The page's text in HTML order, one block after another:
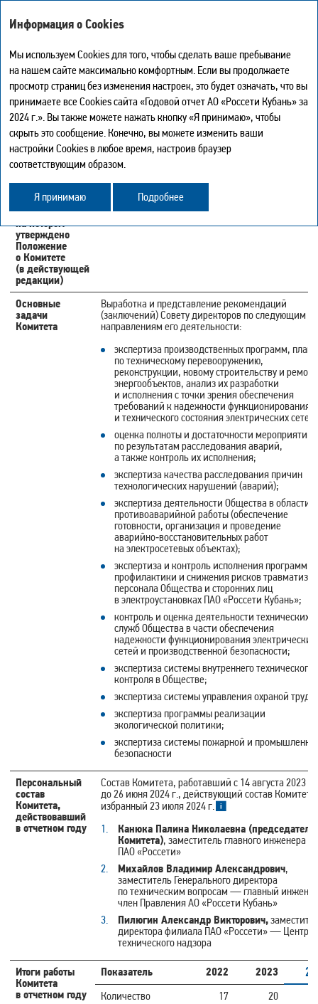
Искать
Мой отчет
Печать страницы
Скачать в PDF
Центр загрузки
История
Карта сайта
Поделиться
Обратная связь
КОМИТЕТ ПО НАДЕЖНОСТИ
Дата создания
Комитета
15 сентября 2006 г.
Дата и номер
протокола
директоров
Общества,
на котором
утверждено
Положение
о Комитете
(в действующей
редакции)
От 21.07.2017 № 281/2017
Основные
задачи
Комитета
Выработка и представление рекомендаций
(заключений) Совету директоров по следующим
направлениям его деятельности:
экспертиза производственных программ,
по техническому перевооружению,
реконструкции, новому строительству и
энергообъектов, анализ их разработки
и исполнения с точки зрения обеспечения
требований к надежности функционирования
и технического состояния электрических сетей;
оценка полноты и достаточности мероприятий
по результатам расследования аварий,
а также контроль их исполнения;
экспертиза качества расследования причин
технологических нарушений (аварий);
экспертиза деятельности Общества в области
противоаварийной работы (обеспечение
готовности, организация и проведение
аварийно‑восстановительных работ
на электросетевых объектах);
экспертиза и контроль исполнения программ
профилактики и снижения рисков
персонала Общества и сторонних лиц
в электроустановках ПАО «Россети Кубань»;
контроль и оценка деятельности технических
служб Общества в части обеспечения
надежности функционирования электрических
сетей и производственной безопасности;
экспертиза системы внутреннего технического
контроля в Обществе;
экспертиза системы управления охраной труда;
экспертиза программы реализации
экологической политики;
экспертиза системы пожарной и
безопасности
Персональный
состав
Комитета,
действовавший
в отчетном году
Состав Комитета, работавший с 14 августа 2023 г.
до 26 июня 2024 г., действующий состав Комитета,
избранный 23 июля 2024 г.
Канюка Палина Николаевна (председатель
Комитета), заместитель главного инженера
ПАО «Россети»
Михайлов Владимир Александрович,
заместитель Генерального директора
по техническим вопросам — главный
член Правления АО «Россети Кубань»
Пилюгин Александр Викторович,
директора филиала ПАО «Россети» — Центр
технического надзора
Итоги работы
Комитета
в отчетном году
Показатель 2022 2023
Количество
17 20
Информация о Cookies
Мы используем Cookies для того, чтобы сделать ваше пребывание
на нашем сайте максимально комфортным. Если вы продолжаете
просмотр страниц без изменения настроек, это будет означать, что вы
принимаете все Cookies сайта «Годовой отчет АО «Россети Кубань» за
2024 г.». Вы также можете нажать кнопку «Я принимаю», чтобы
скрыть это сообщение. Конечно, вы можете изменить ваши
настройки Cookies в любое время, настроив браузер
соответствующим образом.
Я принимаю Подробнее